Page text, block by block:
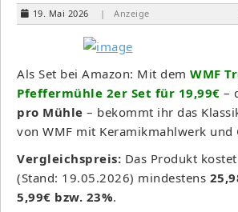
19. Mai 2026 | Anzeige
Als Set bei Amazon: Mit dem WMF
Pfeffermühle 2er Set für 19,99€ –
pro Mühle – bekommt ihr das
von WMF mit Keramikmahlwerk und
Vergleichspreis: Das Produkt
(Stand: 19.05.2026) mindestens
5,99€ bzw. 23%.